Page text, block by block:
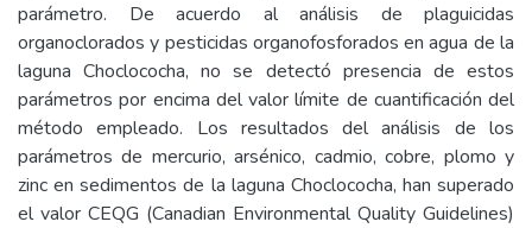
parámetro. De acuerdo al análisis de plaguicidas
organoclorados y pesticidas organofosforados en agua de la
laguna Choclococha, no se detectó presencia de estos
parámetros por encima del valor límite de cuantificación del
método empleado. Los resultados del análisis de los
parámetros de mercurio, arsénico, cadmio, cobre, plomo y
zinc en sedimentos de la laguna Choclococha, han superado
el valor CEQG (Canadian Environmental Quality Guidelines)